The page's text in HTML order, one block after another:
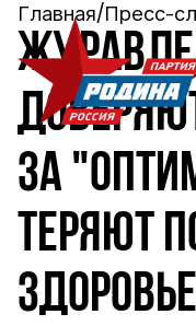
Главная Пресс-
ЗА
ТЕРЯЮТ
ЗДОРОВЬЕ